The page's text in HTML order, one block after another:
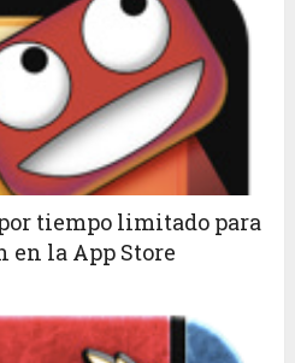
tiempo limitado para
en la App Store